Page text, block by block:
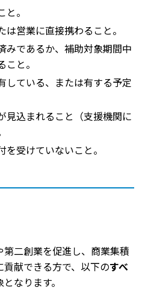
。
営業に直接携わること。
みであるか、補助対象期間中
と。
している、または有する予定
見込まれること（支援機関に
受けていないこと。
二創業を促進し、商業集積
献できる方で、以下のすべ
なります。